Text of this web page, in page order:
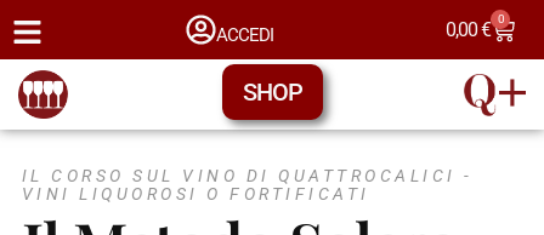
ACCEDI 0,00€ 0
SHOP
IL CORSO SUL VINO DI QUATTROCALICI -
VINI LIQUOROSI O FORTIFICATI